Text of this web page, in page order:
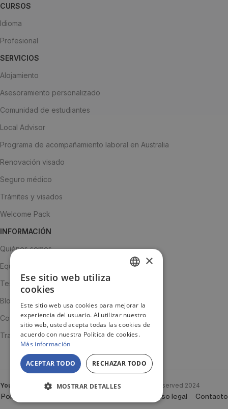
CURSOS
Idioma
Profesional
SERVICIOS
Alojamiento
Asesoramiento personalizado
Comunidad de estudiantes
Local Advisor
Programa de acompañamiento laboral en Australia
Renovación visado
Seguro médico
Trámites y visados
Welcome Pack
INFORMACIÓN
Quiénes somos
Equipo
Testimonios
Blog
Contacto
Trabaja con nosotros
YouTooProjectCreated ByYouTooProject All rights reserved 2024
Política de Cookies Aviso legal Contacto
JA
×
Ese sitio web utiliza
cookies
Este sitio web usa cookies para mejorar la
experiencia del usuario. Al utilizar nuestro
sitio web, usted acepta todas las cookies de
acuerdo con nuestra Política de cookies.
Más información
ACEPTAR TODO RECHAZAR TODO
MOSTRAR DETALLES